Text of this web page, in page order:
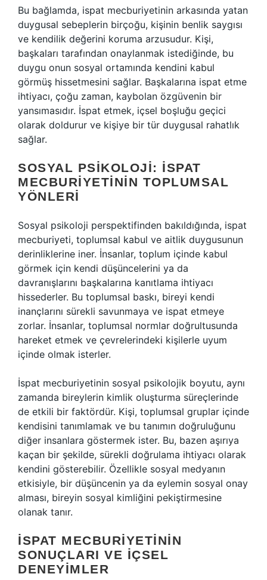
Bu bağlamda, ispat mecburiyetinin arkasında yatan
duygusal sebeplerin birçoğu, kişinin benlik saygısı
ve kendilik değerini koruma arzusudur. Kişi,
başkaları tarafından onaylanmak istediğinde, bu
duygu onun sosyal ortamında kendini kabul
görmüş hissetmesini sağlar. Başkalarına ispat etme
ihtiyacı, çoğu zaman, kaybolan özgüvenin bir
yansımasıdır. İspat etmek, içsel boşluğu geçici
olarak doldurur ve kişiye bir tür duygusal rahatlık
sağlar.
SOSYAL PSIKOLOJI: İSPAT
MECBURIYETININ TOPLUMSAL
YÖNLERI
Sosyal psikoloji perspektifinden bakıldığında, ispat
mecburiyeti, toplumsal kabul ve aitlik duygusunun
derinliklerine iner. İnsanlar, toplum içinde kabul
görmek için kendi düşüncelerini ya da
davranışlarını başkalarına kanıtlama ihtiyacı
hissederler. Bu toplumsal baskı, bireyi kendi
inançlarını sürekli savunmaya ve ispat etmeye
zorlar. İnsanlar, toplumsal normlar doğrultusunda
hareket etmek ve çevrelerindeki kişilerle uyum
içinde olmak isterler.
İspat mecburiyetinin sosyal psikolojik boyutu, aynı
zamanda bireylerin kimlik oluşturma süreçlerinde
de etkili bir faktördür. Kişi, toplumsal gruplar içinde
kendisini tanımlamak ve bu tanımın doğruluğunu
diğer insanlara göstermek ister. Bu, bazen aşırıya
kaçan bir şekilde, sürekli doğrulama ihtiyacı olarak
kendini gösterebilir. Özellikle sosyal medyanın
etkisiyle, bir düşüncenin ya da eylemin sosyal onay
alması, bireyin sosyal kimliğini pekiştirmesine
olanak tanır.
İSPAT MECBURIYETININ
SONUÇLARI VE İÇSEL
DENEYIMLER